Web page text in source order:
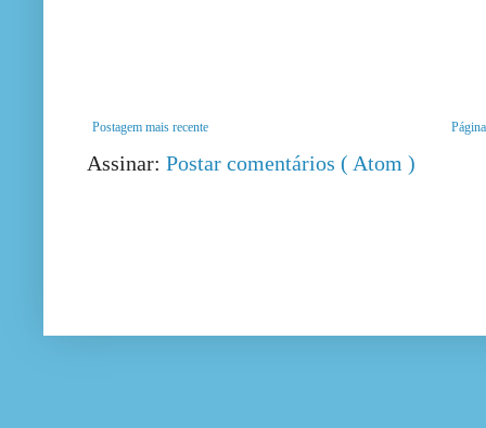
Postagem mais recente
Assinar: Postar comentários ( Atom )